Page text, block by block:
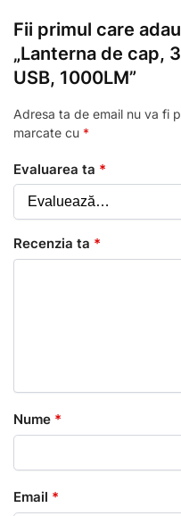
Fii primul care
„Lanterna de cap,
USB, 1000LM”
Adresa ta de email nu va fi
marcate cu *
Evaluarea ta *
Recenzia ta *
Nume *
Email *